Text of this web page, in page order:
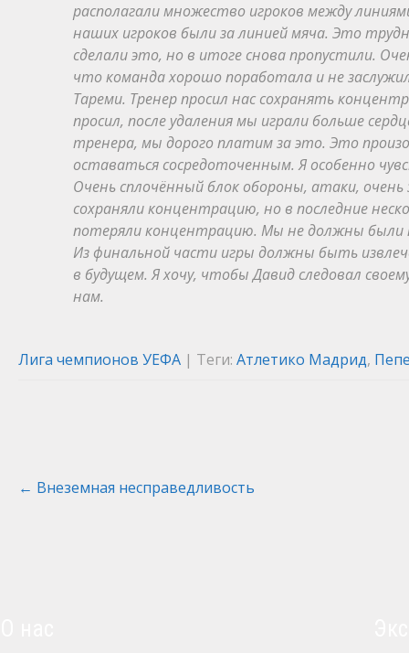
располагали множество игроков между
наших игроков были за линией мяча. Это
сделали это, но в итоге снова пропустили.
что команда хорошо поработала и не
Тареми. Тренер просил нас сохранять
просил, после удаления мы играли больше
тренера, мы дорого платим за это. Это
оставаться сосредоточенным. Я особенно
Очень сплочённый блок обороны, атаки,
сохраняли концентрацию, но в последние
потеряли концентрацию. Мы не должны были
Из финальной части игры должны быть
в будущем. Я хочу, чтобы Давид следовал
нам.
Лига чемпионов УЕФА | Теги: Атлетико Мадрид,
Post
navigation
← Внеземная несправедливость